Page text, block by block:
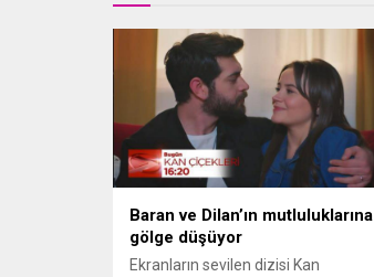
Baran ve Dilan’ın mutluluklarına
gölge düşüyor
Ekranların sevilen dizisi Kan